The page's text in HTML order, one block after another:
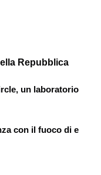
Repubblica
un laboratorio
con il fuoco di e